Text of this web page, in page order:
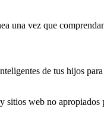
una vez que
de tus hijos
web no